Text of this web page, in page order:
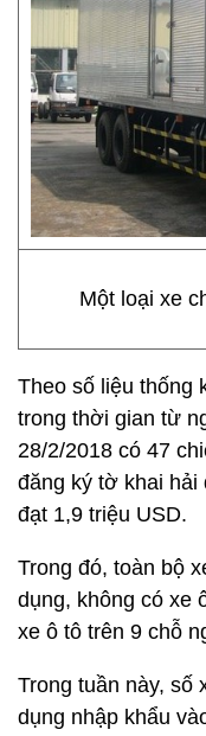
Một loại xe
Theo số liệu thống
trong thời gian từ
28/2/2018 có 47
đăng ký tờ khai hải
đạt 1,9 triệu USD.
Trong đó, toàn bộ
dụng, không có xe
xe ô tô trên 9 chỗ
Trong tuần này, số
dụng nhập khẩu